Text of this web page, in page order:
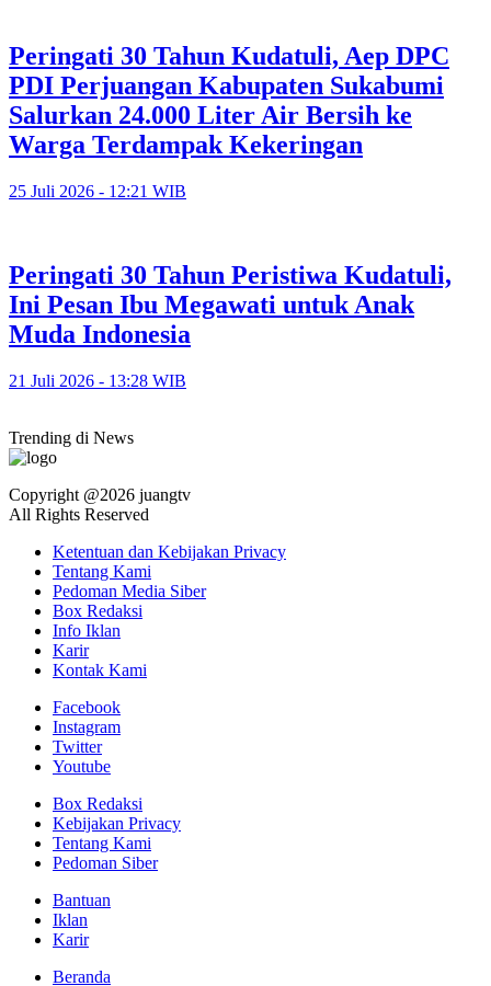
Peringati 30 Tahun Kudatuli, Aep DPC
PDI Perjuangan Kabupaten Sukabumi
Salurkan 24.000 Liter Air Bersih ke
Warga Terdampak Kekeringan
25 Juli 2026 - 12:21 WIB
Peringati 30 Tahun Peristiwa Kudatuli,
Ini Pesan Ibu Megawati untuk Anak
Muda Indonesia
21 Juli 2026 - 13:28 WIB
Trending di News
Copyright @2026 juangtv
All Rights Reserved
Ketentuan dan Kebijakan Privacy
Tentang Kami
Pedoman Media Siber
Box Redaksi
Info Iklan
Karir
Kontak Kami
Facebook
Instagram
Twitter
Youtube
Box Redaksi
Kebijakan Privacy
Tentang Kami
Pedoman Siber
Bantuan
Iklan
Karir
Beranda